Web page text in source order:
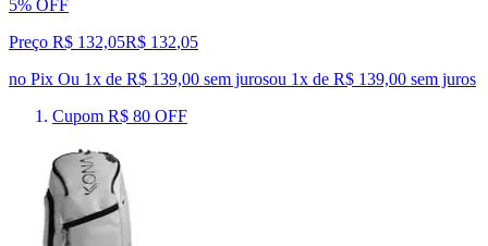
5% OFF
Preço R$ 132,05R$ 132,05
no Pix Ou 1x de R$ 139,00 sem jurosou 1x de R$ 139,00 sem juros
Cupom R$ 80 OFF